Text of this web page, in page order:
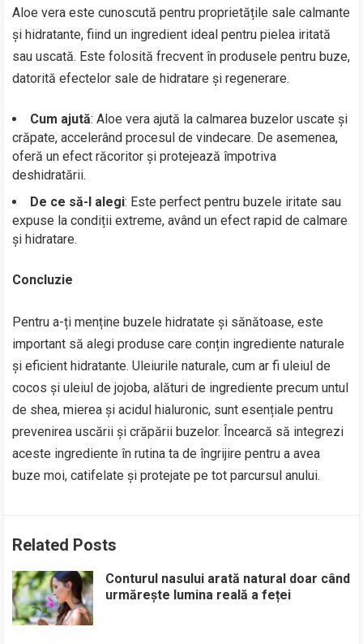
Aloe vera este cunoscută pentru proprietățile sale calmante
și hidratante, fiind un ingredient ideal pentru pielea iritată
sau uscată. Este folosită frecvent în produsele pentru buze,
datorită efectelor sale de hidratare și regenerare.
Cum ajută: Aloe vera ajută la calmarea buzelor uscate și
crăpate, accelerând procesul de vindecare. De asemenea,
oferă un efect răcoritor și protejează împotriva
deshidratării.
De ce să-l alegi: Este perfect pentru buzele iritate sau
expuse la condiții extreme, având un efect rapid de calmare
și hidratare.
Concluzie
Pentru a-ți menține buzele hidratate și sănătoase, este
important să alegi produse care conțin ingrediente naturale
și eficient hidratante. Uleiurile naturale, cum ar fi uleiul de
cocos și uleiul de jojoba, alături de ingrediente precum untul
de shea, mierea și acidul hialuronic, sunt esențiale pentru
prevenirea uscării și crăpării buzelor. Încearcă să integrezi
aceste ingrediente în rutina ta de îngrijire pentru a avea
buze moi, catifelate și protejate pe tot parcursul anului.
Related Posts
Conturul nasului arată natural doar când
urmărește lumina reală a feței